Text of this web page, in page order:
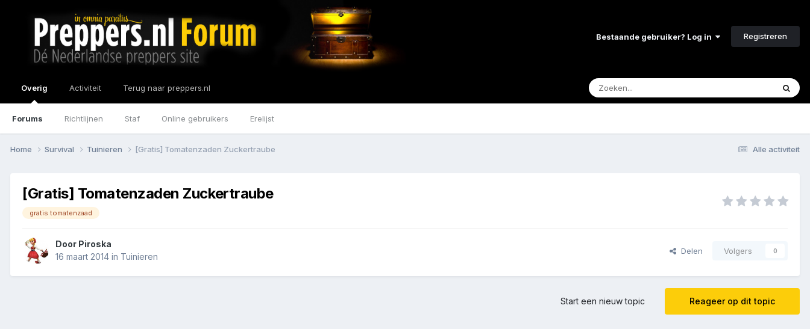
Bestaande gebruiker? Log in Registreren
Overig
Forums Richtlijnen Staf Online gebruikers Erelijst
Activiteit Terug naar preppers.nl
Alle activiteit
Home Survival Tuinieren [Gratis] Tomatenzaden Zuckertraube
[Gratis] Tomatenzaden Zuckertraube
gratis tomatenzaad
Door Piroska
16 maart 2014 in Tuinieren
Delen Volgers 0
Reageer op dit topic
Start een nieuw topic